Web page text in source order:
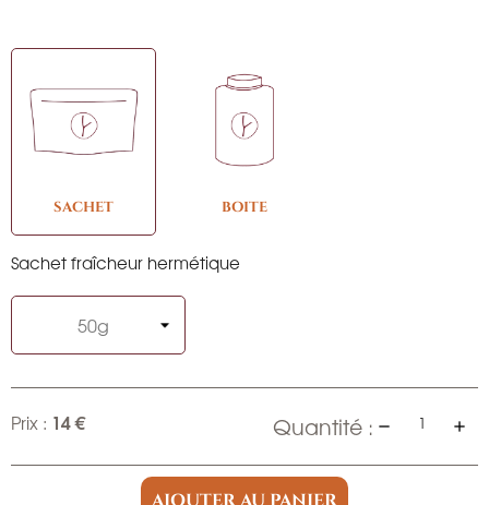
SACHET BOITE
Sachet fraîcheur hermétique
Prix : 14 € Quantité :